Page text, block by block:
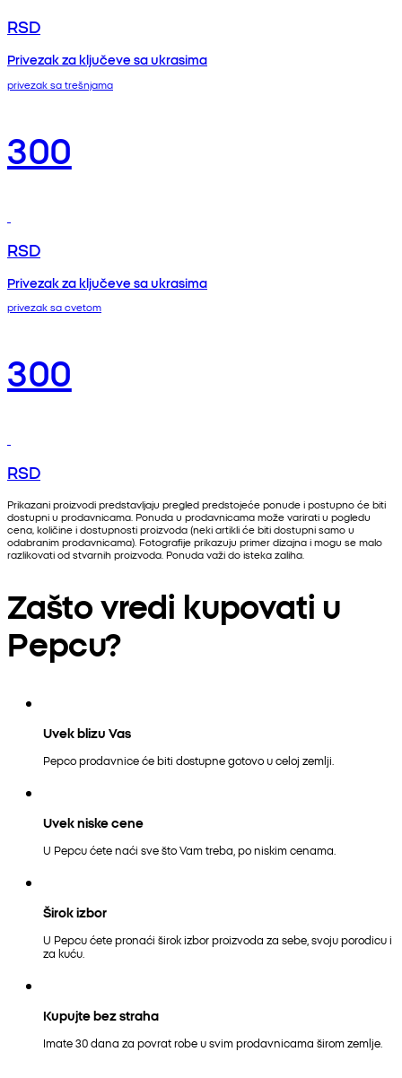
RSD
Privezak za ključeve sa ukrasima
privezak sa trešnjama
300
RSD
Privezak za ključeve sa ukrasima
privezak sa cvetom
300
RSD
Prikazani proizvodi predstavljaju pregled predstojeće ponude i postupno će biti
dostupni u prodavnicama. Ponuda u prodavnicama može varirati u pogledu
cena, količine i dostupnosti proizvoda (neki artikli će biti dostupni samo u
odabranim prodavnicama). Fotografije prikazuju primer dizajna i mogu se malo
razlikovati od stvarnih proizvoda. Ponuda važi do isteka zaliha.
Zašto vredi kupovati u
Pepcu?
Uvek blizu Vas
Pepco prodavnice će biti dostupne gotovo u celoj zemlji.
Uvek niske cene
U Pepcu ćete naći sve što Vam treba, po niskim cenama.
Širok izbor
U Pepcu ćete pronaći širok izbor proizvoda za sebe, svoju porodicu i
za kuću.
Kupujte bez straha
Imate 30 dana za povrat robe u svim prodavnicama širom zemlje.